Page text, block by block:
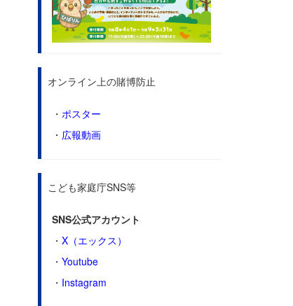
オンライン上の賭博防止
・ ポスター
・ 広報動画
こども家庭庁SNS等
SNS公式アカウント
・ X（エックス）
・ Youtube
・ Instagram